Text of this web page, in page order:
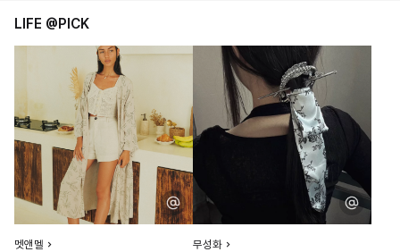
LIFE @PICK
멧앤멜 무성화